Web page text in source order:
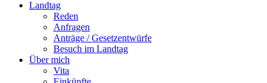
Landtag
Reden
Anfragen
Anträge / Gesetzentwürfe
Besuch im Landtag
Über mich
Vita